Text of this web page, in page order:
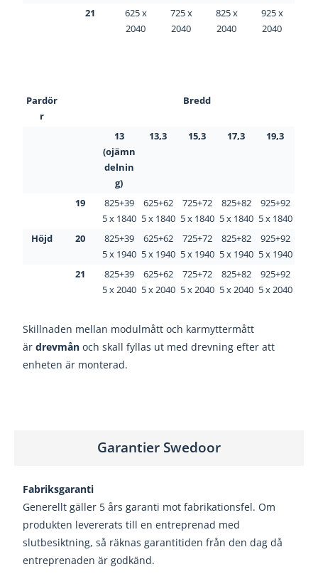
21
625 x
2040
725 x
2040
825 x
2040
925 x
2040
Pardör
r
Bredd
13
(ojämn
delnin
g)
13,3 15,3 17,3 19,3
19
825+39
5 x 1840
625+62
5 x 1840
725+72
5 x 1840
825+82
5 x 1840
925+92
5 x 1840
Höjd
20
825+39
5 x 1940
625+62
5 x 1940
725+72
5 x 1940
825+82
5 x 1940
925+92
5 x 1940
21
825+39
5 x 2040
625+62
5 x 2040
725+72
5 x 2040
825+82
5 x 2040
925+92
5 x 2040
Skillnaden mellan modulmått och karmyttermått
ärdrevmån och skall fyllas ut med drevning efter att
enheten är monterad.
Garantier Swedoor
Fabriksgaranti
Generellt gäller 5 års garanti mot fabrikationsfel.Om
produkten levererats till en entreprenad med
slutbesiktning, så räknas garantitiden från den dagdå
entreprenaden är godkänd.